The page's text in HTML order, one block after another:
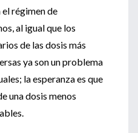
régimen de
al igual que los
de las dosis más
ya son un problema
la esperanza es que
una dosis menos